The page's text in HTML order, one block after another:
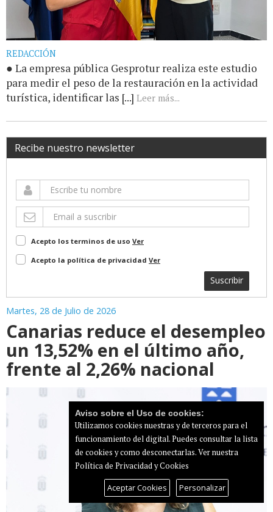
REDACCIÓN
● La empresa pública Gesprotur realiza este estudio
para medir el peso de la restauración en la actividad
turística, identificar las [...] Leer más...
Recibe nuestro newsletter
Acepto los terminos de uso Ver
Acepto la política de privacidad Ver
Suscribir
Martes, 28 de Julio de 2026
Canarias reduce el desempleo
un 13,52% en el último año,
frente al 2,26% nacional
Aviso sobre el Uso de cookies:
Utilizamos cookies nuestras y de terceros para el
funcionamiento del digital. Puedes consultar la lista
de cookies y como desconectarlas.Ver nuestra
Política de Privacidad y Cookies
Aceptar Cookies Personalizar